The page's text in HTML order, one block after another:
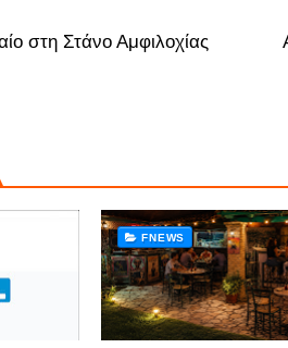
στη Στάνο Αμφιλοχίας
FNEWS